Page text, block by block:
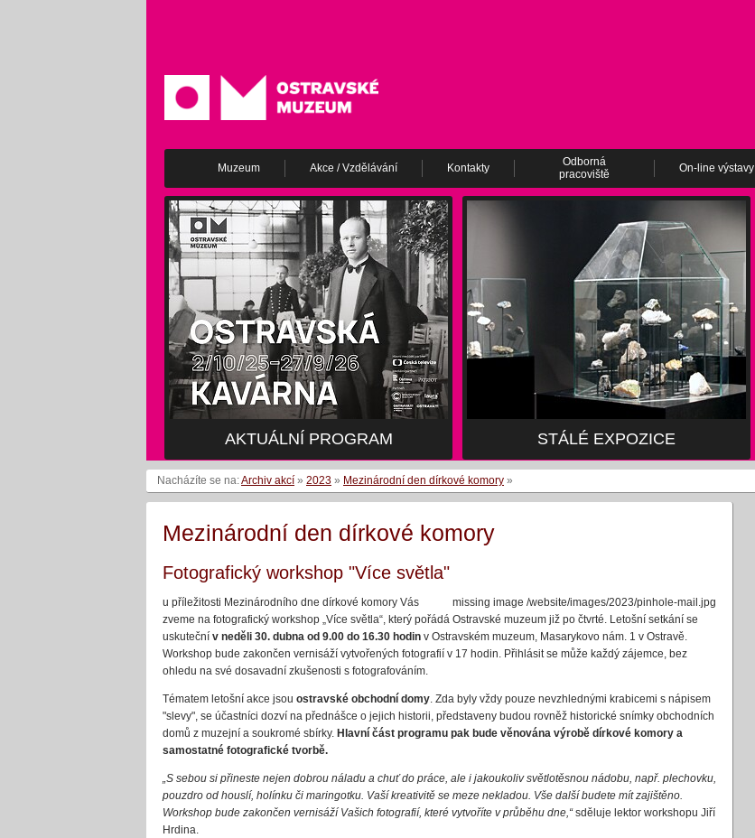
Muzeum Akce / Vzdělávání Kontakty
Odborná
pracoviště
On-line výstavy
AKTUÁLNÍ PROGRAM STÁLÉ EXPOZICE
Nacházíte se na:Archiv akcí » 2023 » Mezinárodní den dírkové komory »
Mezinárodní den dírkové komory
Fotografický workshop "Více světla"
missing image /website/images/2023/pinhole-mail.jpg
u příležitosti Mezinárodního dne dírkové komory Vás
zveme na fotografický workshop „Více světla“, který pořádá Ostravské muzeum již po čtvrté. Letošní setkání se
uskuteční v neděli 30. dubna od 9.00 do 16.30 hodin v Ostravském muzeum, Masarykovo nám. 1 v Ostravě.
Workshop bude zakončen vernisáží vytvořených fotografií v 17 hodin. Přihlásit se může každý zájemce, bez
ohledu na své dosavadní zkušenosti s fotografováním.
Tématem letošní akce jsou ostravské obchodní domy. Zda byly vždy pouze nevzhlednými krabicemi s nápisem
"slevy", se účastníci dozví na přednášce o jejich historii, představeny budou rovněž historické snímky obchodních
domů z muzejní a soukromé sbírky. Hlavní část programu pak bude věnována výrobě dírkové komory a
samostatné fotografické tvorbě.
„S sebou si přineste nejen dobrou náladu a chuť do práce, ale i jakoukoliv světlotěsnou nádobu, např. plechovku,
pouzdro od houslí, holínku či maringotku. Vaší kreativitě se meze nekladou. Vše další budete mít zajištěno.
Workshop bude zakončen vernisáží Vašich fotografií, které vytvoříte v průběhu dne,“sděluje lektor workshopu Jiří
Hrdina.